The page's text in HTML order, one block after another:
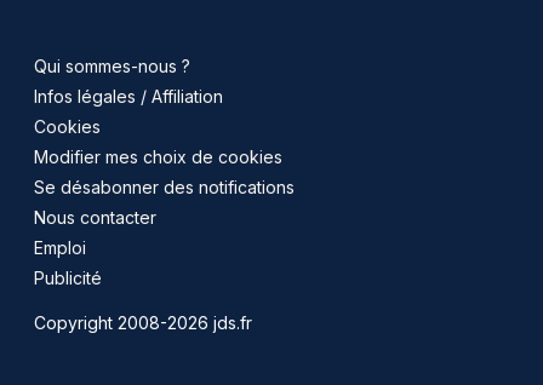
Qui sommes-nous ?
Infos légales / Affiliation
Cookies
Modifier mes choix de cookies
Se désabonner des notifications
Nous contacter
Emploi
Publicité
Copyright 2008-2026 jds.fr